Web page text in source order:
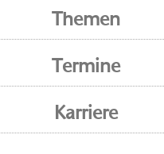
Themen
Termine
Karriere